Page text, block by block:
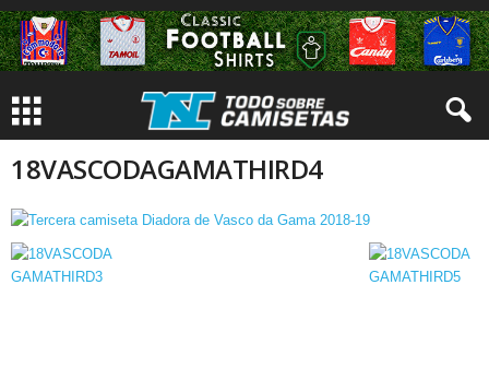
18VASCODAGAMATHIRD4